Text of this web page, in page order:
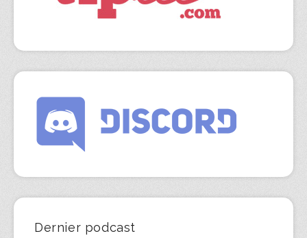
Dernier podcast